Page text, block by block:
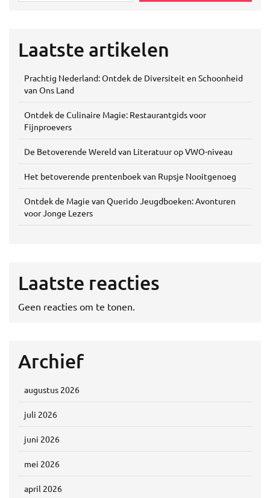
Laatste artikelen
Prachtig Nederland: Ontdek de Diversiteit en Schoonheid
van Ons Land
Ontdek de Culinaire Magie: Restaurantgids voor
Fijnproevers
De Betoverende Wereld van Literatuur op VWO-niveau
Het betoverende prentenboek van Rupsje Nooitgenoeg
Ontdek de Magie van Querido Jeugdboeken: Avonturen
voor Jonge Lezers
Laatste reacties
Geen reacties om te tonen.
Archief
augustus 2026
juli 2026
juni 2026
mei 2026
april 2026